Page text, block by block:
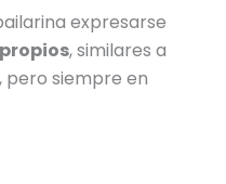
expresarse
, similares a
pero siempre en